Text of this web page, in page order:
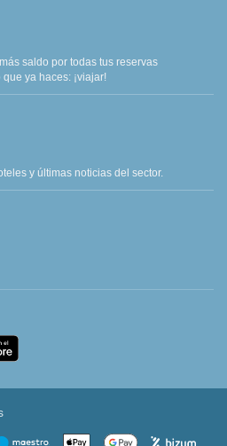
saldo por todas tus reservas
ya haces: ¡viajar!
y últimas noticias del sector.